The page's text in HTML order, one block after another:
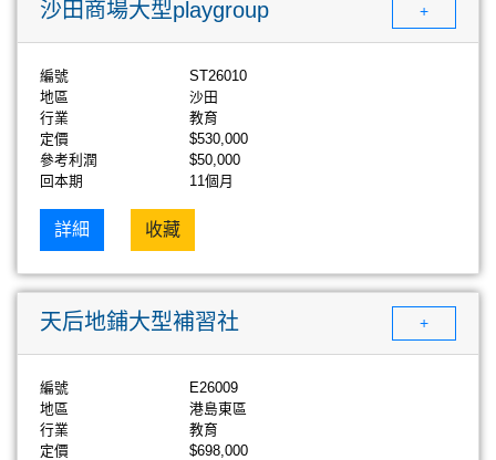
沙田商場大型playgroup +
編號
ST26010
地區
沙田
行業
教育
定價
$530,000
參考利潤
$50,000
回本期
11個月
詳細 收藏
天后地鋪大型補習社 +
編號
E26009
地區
港島東區
行業
教育
定價
$698,000